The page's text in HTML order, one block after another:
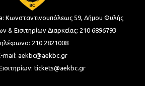
Κωνσταντινουπόλεως 59, Δήμου Φυλής
& Εισιτηρίων Διαρκείας: 210 6896793
210 2821008
mail: aekbc@aekbc.gr
tickets@aekbc.gr